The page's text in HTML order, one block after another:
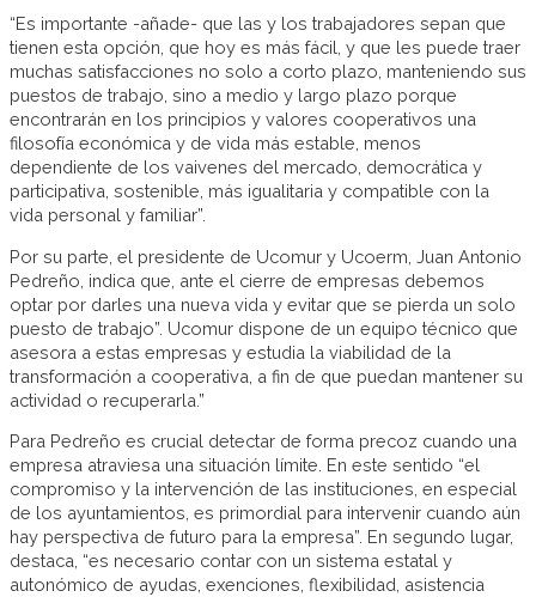
“Es importante -añade- que las y los trabajadores sepan que
tienen esta opción, que hoy es más fácil, y que les puede traer
muchas satisfacciones no solo a corto plazo, manteniendo sus
puestos de trabajo, sino a medio y largo plazo porque
encontrarán en los principios y valores cooperativos una
filosofía económica y de vida más estable, menos
dependiente de los vaivenes del mercado, democrática y
participativa, sostenible, más igualitaria y compatible con la
vida personal y familiar”.
Por su parte, el presidente de Ucomur y Ucoerm, Juan Antonio
Pedreño, indica que, ante el cierre de empresas debemos
optar por darles una nueva vida y evitar que se pierda un solo
puesto de trabajo”. Ucomur dispone de un equipo técnico que
asesora a estas empresas y estudia la viabilidad de la
transformación a cooperativa, a fin de que puedan mantener su
actividad o recuperarla.”
Para Pedreño es crucial detectar de forma precoz cuando una
empresa atraviesa una situación límite. En este sentido “el
compromiso y la intervención de las instituciones, en especial
de los ayuntamientos, es primordial para intervenir cuando aún
hay perspectiva de futuro para la empresa”. En segundo lugar,
destaca, “es necesario contar con un sistema estatal y
autonómico de ayudas, exenciones, flexibilidad, asistencia